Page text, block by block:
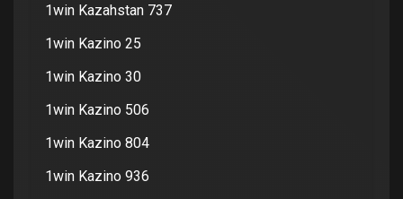
1win Kazahstan 737
1win Kazino 25
1win Kazino 30
1win Kazino 506
1win Kazino 804
1win Kazino 936